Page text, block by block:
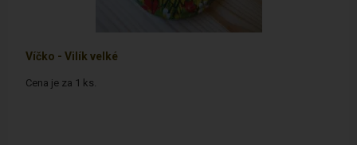
Víčko - Vilík velké
Cena je za 1 ks.